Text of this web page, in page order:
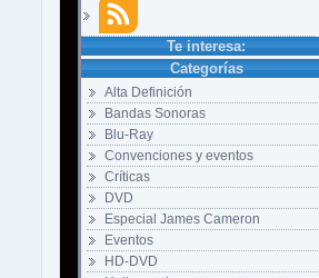
Te interesa:
Categorías
Alta Definición
Bandas Sonoras
Blu-Ray
Convenciones y eventos
Críticas
DVD
Especial James Cameron
Eventos
HD-DVD